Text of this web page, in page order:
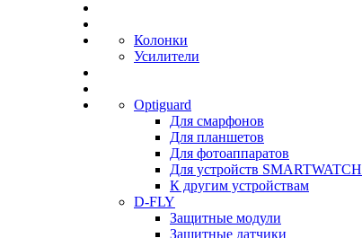
Колонки
Усилители
Optiguard
Для смарфонов
Для планшетов
Для фотоаппаратов
Для устройств SMARTWATCH
К другим устройствам
D-FLY
Защитные модули
Защитные датчики